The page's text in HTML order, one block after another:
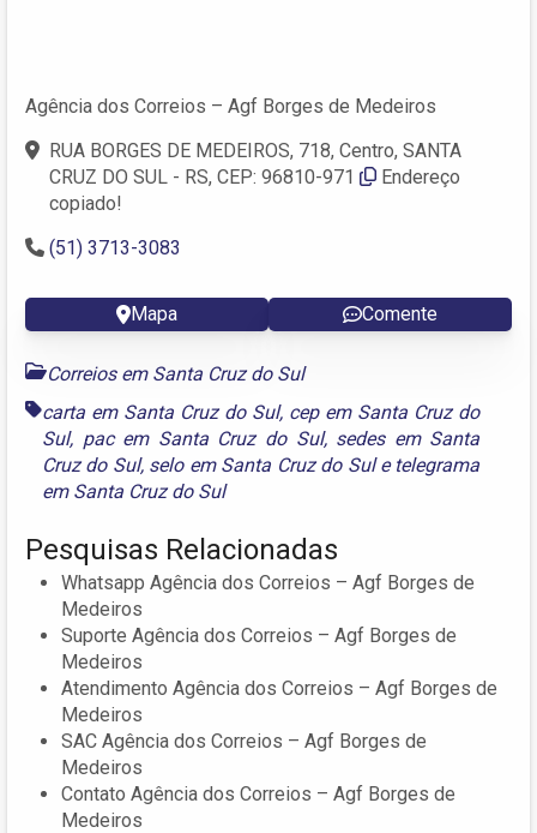
Agência dos Correios – Agf Borges de Medeiros
RUA BORGES DE MEDEIROS, 718, Centro, SANTA
CRUZ DO SUL - RS, CEP: 96810-971
Endereço
copiado!
(51) 3713-3083
Mapa Comente
Correios em Santa Cruz do Sul
carta em Santa Cruz do Sul, cep em Santa Cruz do
Sul, pac em Santa Cruz do Sul, sedes em Santa
Cruz do Sul, selo em Santa Cruz do Sule telegrama
em Santa Cruz do Sul
Pesquisas Relacionadas
Whatsapp Agência dos Correios – Agf Borges de
Medeiros
Suporte Agência dos Correios – Agf Borges de
Medeiros
Atendimento Agência dos Correios – Agf Borges de
Medeiros
SAC Agência dos Correios – Agf Borges de
Medeiros
Contato Agência dos Correios – Agf Borges de
Medeiros